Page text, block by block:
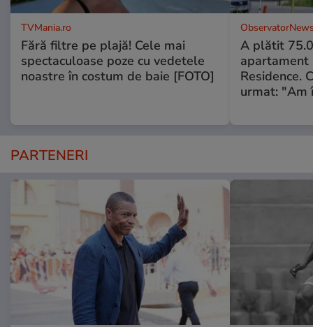
TVMania.ro
Fără filtre pe plajă! Cele mai
spectaculoase poze cu vedetele
noastre în costum de baie [FOTO]
A plătit
apartament
Residence.
urmat: "Am
PARTENERI